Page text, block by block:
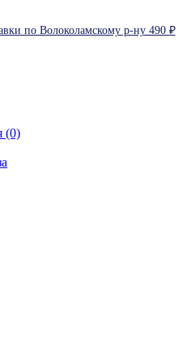
по Волоколамскому р-ну 490 ₽
(0)